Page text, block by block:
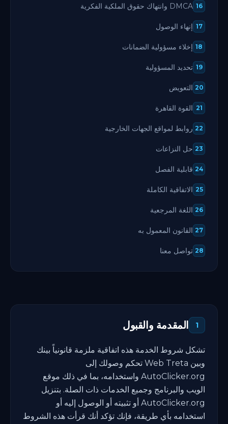
16 DMCA وانتهاك حقوق الملكية الفكرية
17 إنهاء الوصول
18 إخلاء مسؤولية الضمانات
19 تحديد المسؤولية
20 التعويض
21 القوة القاهرة
22 روابط لمواقع الجهات الخارجية
23 حل النزاعات
24 قابلية الفصل
25 الاتفاقية الكاملة
26 اللغة المرجعية
27 القانون المعمول به
28 تواصل معنا
1 المقدمة والقبول
تشكل شروط الخدمة هذه اتفاقية ملزمة قانونياً بينك
وبين Web Treta تحكم وصولك إلى
AutoClicker.org واستخدامه، بما في ذلك موقع
الويب والبرنامج وجميع الخدمات ذات الصلة. بتنزيل
AutoClicker.org أو تثبيته أو الوصول إليه أو
استخدامه بأي طريقة، فإنك تؤكد أنك قرأت هذه الشروط